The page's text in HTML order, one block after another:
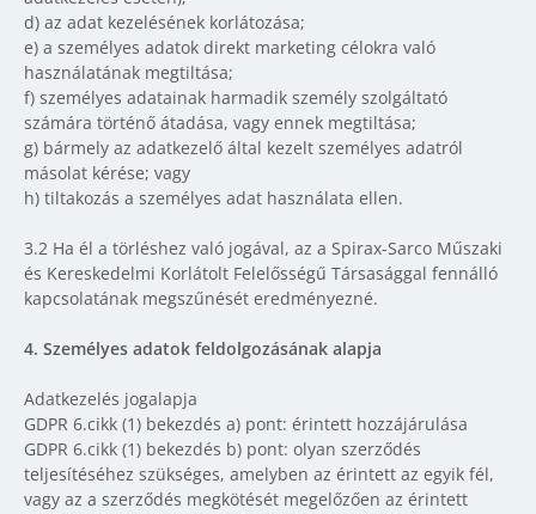
d) az adat kezelésének korlátozása;
e) a személyes adatok direkt marketing célokra való
használatának megtiltása;
f) személyes adatainak harmadik személy szolgáltató
számára történő átadása, vagy ennek megtiltása;
g) bármely az adatkezelő által kezelt személyes adatról
másolat kérése; vagy
h) tiltakozás a személyes adat használata ellen.
3.2 Ha él a törléshez való jogával, az a Spirax-Sarco Műszaki
és Kereskedelmi Korlátolt Felelősségű Társasággal fennálló
kapcsolatának megszűnését eredményezné.
4. Személyes adatok feldolgozásának alapja
Adatkezelés jogalapja
GDPR 6.cikk (1) bekezdés a) pont: érintett hozzájárulása
GDPR 6.cikk (1) bekezdés b) pont: olyan szerződés
teljesítéséhez szükséges, amelyben az érintett az egyik fél,
vagy az a szerződés megkötését megelőzően az érintett